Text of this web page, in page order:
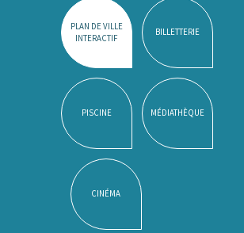
PLAN DE VILLE
INTERACTIF
BILLETTERIE
PISCINE MÉDIATHÈQUE
CINÉMA